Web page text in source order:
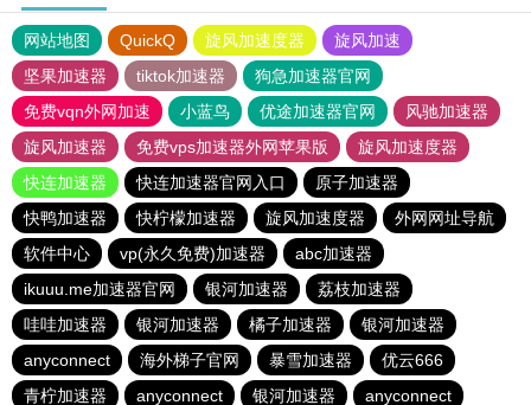
网站地图 QuickQ 旋风加速度器
旋风加速
坚果加速器
tiktok加速器
狗急加速器官网
免费vqn外网加速
小蓝鸟 优途加速器官网
风驰加速器
旋风加速器
免费vps加速器外网苹果版
旋风加速度器
快连加速器
快连加速器官网入口
原子加速器
快鸭加速器
快柠檬加速器 旋风加速度器
外网网址导航
软件中心
vp(永久免费)加速器
abc加速器
ikuuu.me加速器官网
银河加速器
荔枝加速器
哇哇加速器
银河加速器 橘子加速器
银河加速器
anyconnect
海外梯子官网 暴雪加速器
优云666
青柠加速器
anyconnect 银河加速器 anyconnect